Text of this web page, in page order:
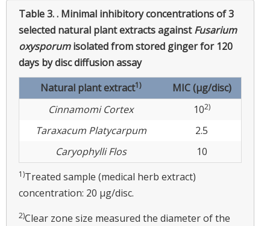
Table 3. . Minimal inhibitory concentrations of 3
selected natural plant extracts againstFusarium
oxysporumisolated from stored ginger for 120
days by disc diffusion assay
Natural plant extract1)
MIC (μg/disc)
Cinnamomi Cortex
102)
Taraxacum Platycarpum
2.5
Caryophylli Flos
10
1)Treated sample (medical herb extract)
concentration: 20 μg/disc.
2)Clear zone size measured the diameter of the